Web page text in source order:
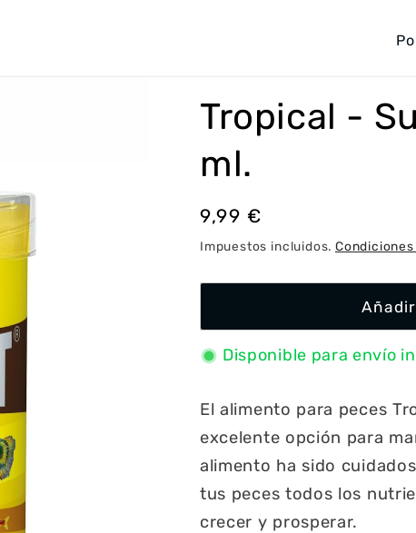
P
s
i
ó
n
Tropical -
ml.
Precio
habitual
9,99 €
Impuestos incluidos.
Disponible para envío
El alimento para peces
excelente opción para
alimento ha sido
tus peces todos los
crecer y prosperar.